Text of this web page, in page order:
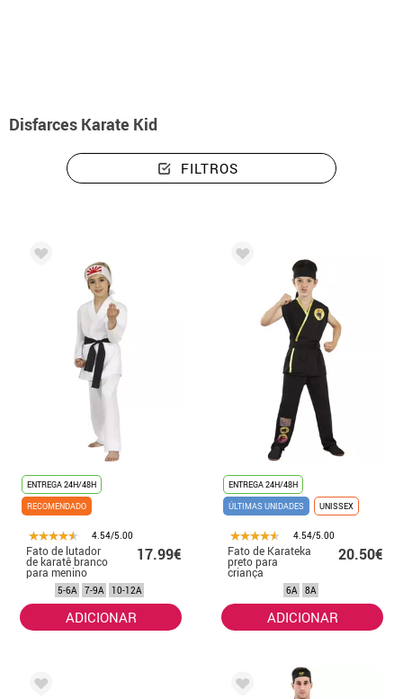
Disfarces Karate Kid
FILTROS
ENTREGA 24H/48H
RECOMENDADO
4.54/5.00
Fato de lutador
de karatê branco
para menino
17.99€
5-6A 7-9A 10-12A
ADICIONAR
ENTREGA 24H/48H
ÚLTIMAS UNIDADES
UNISSEX
4.54/5.00
Fato de Karateka
preto para
criança
20.50€
6A 8A
ADICIONAR